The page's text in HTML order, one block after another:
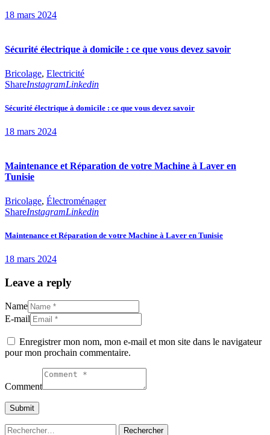
18 mars 2024
Sécurité électrique à domicile : ce que vous devez savoir
Bricolage, Electricité
ShareInstagramLinkedin
Sécurité électrique à domicile : ce que vous devez savoir
18 mars 2024
Maintenance et Réparation de votre Machine à Laver en
Tunisie
Bricolage, Électroménager
ShareInstagramLinkedin
Maintenance et Réparation de votre Machine à Laver en Tunisie
18 mars 2024
Leave a reply
Name
E-mail
Enregistrer mon nom, mon e-mail et mon site dans le navigateur
pour mon prochain commentaire.
Comment
Rechercher :